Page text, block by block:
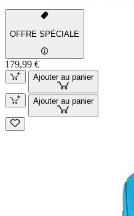
OFFRE SPÉCIALE
179,99 €
Ajouter au panier
Ajouter au panier